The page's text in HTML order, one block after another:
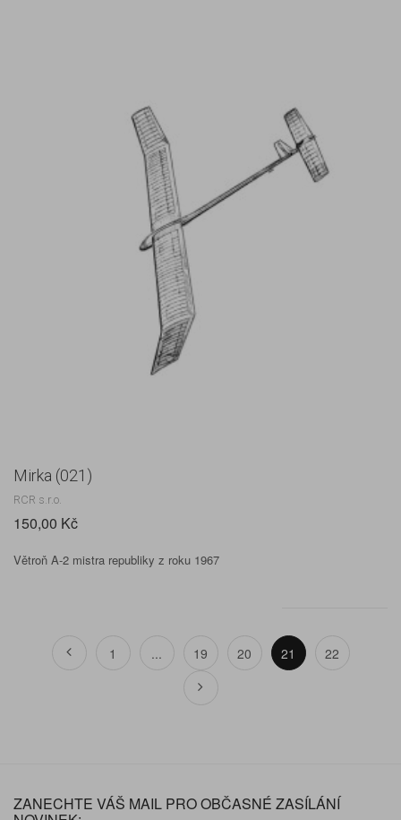
Mirka (021)
RCR s.r.o.
150,00 Kč
Větroň A-2 mistra republiky z roku 1967
1 ... 19 20 21 22
ZANECHTE VÁŠ MAIL PRO OBČASNÉ ZASÍLÁNÍ